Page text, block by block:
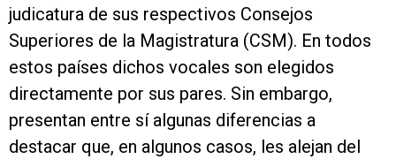
judicatura de sus respectivos Consejos
Superiores de la Magistratura (CSM). En todos
estos países dichos vocales son elegidos
directamente por sus pares. Sin embargo,
presentan entre sí algunas diferencias a
destacar que, en algunos casos, les alejan del